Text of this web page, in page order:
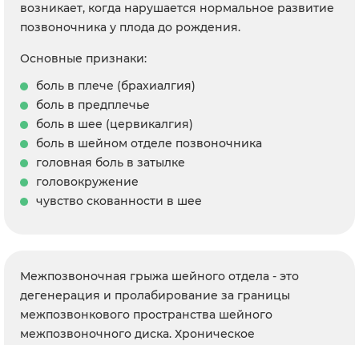
возникает, когда нарушается нормальное развитие
позвоночника у плода до рождения.
Основные признаки:
боль в плече (брахиалгия)
боль в предплечье
боль в шее (цервикалгия)
боль в шейном отделе позвоночника
головная боль в затылке
головокружение
чувство скованности в шее
Межпозвоночная грыжа шейного отдела - это
дегенерация и пролабирование за границы
межпозвонкового пространства шейного
межпозвоночного диска. Хроническое